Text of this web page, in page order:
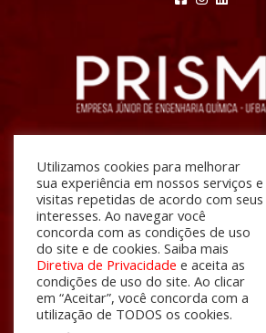
R. Prof. Aristídes Novis, Nº 2
da UFBA - Federação, Salvador -
De segunda à sexta das 08:00
e das 13:00 às 18:00
Utilizamos cookies para melhorar
sua experiência em nossos serviços e
visitas repetidas de acordo com seus
interesses. Ao navegar você
concorda com as condições de uso
do site e de cookies. Saiba mais
Diretiva de Privacidade e aceita as
condições de uso do site. Ao clicar
em “Aceitar”, você concorda com a
utilização de TODOS os cookies.